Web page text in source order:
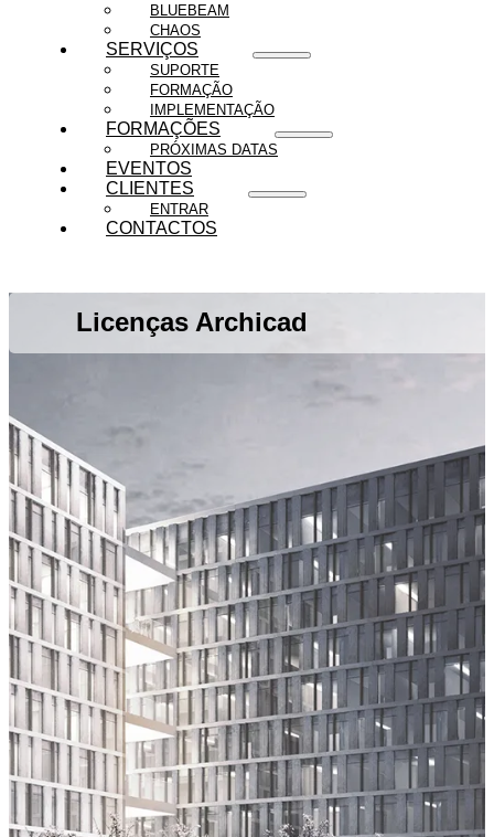
BLUEBEAM
CHAOS
SERVIÇOS
SUPORTE
FORMAÇÃO
IMPLEMENTAÇÃO
FORMAÇÕES
PRÓXIMAS DATAS
EVENTOS
CLIENTES
ENTRAR
CONTACTOS
Licenças Archicad